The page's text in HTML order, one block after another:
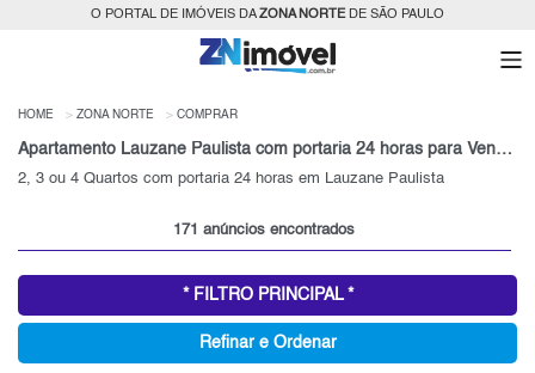
O PORTAL DE IMÓVEIS DAZONA NORTEDE SÃO PAULO
HOME ZONA NORTE COMPRAR
Apartamento Lauzane Paulista com portaria 24 horas para Venda, Zona Norte, SP
2, 3 ou 4 Quartos com portaria 24 horas em Lauzane Paulista
171 anúncios encontrados
* FILTRO PRINCIPAL *
Refinar e Ordenar